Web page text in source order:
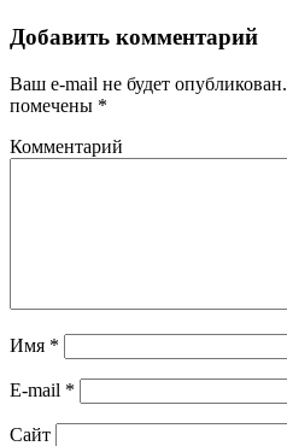
Добавить комментарий
Ваш e-mail не будет опубликован.
помечены *
Комментарий
Имя *
E-mail *
Сайт